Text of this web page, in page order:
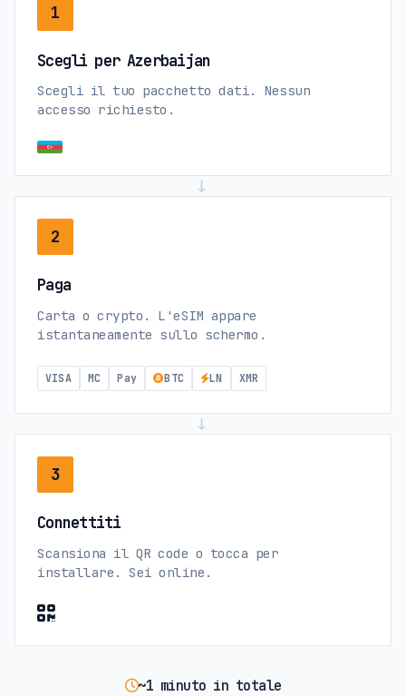
1
Scegli per Azerbaijan
Scegli il tuo pacchetto dati. Nessun
accesso richiesto.
→
2
Paga
Carta o crypto. L'eSIM appare
istantaneamente sullo schermo.
VISA MC Pay BTC LN XMR
→
3
Connettiti
Scansiona il QR code o tocca per
installare. Sei online.
~1 minuto in totale